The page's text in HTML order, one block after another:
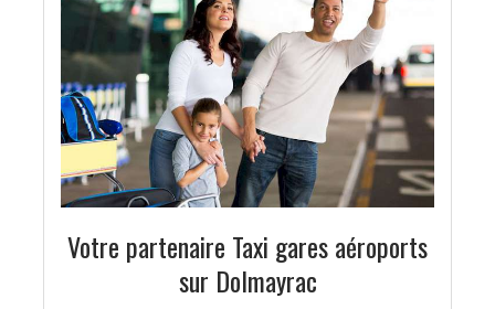
Votre partenaire Taxi gares aéroports
sur Dolmayrac